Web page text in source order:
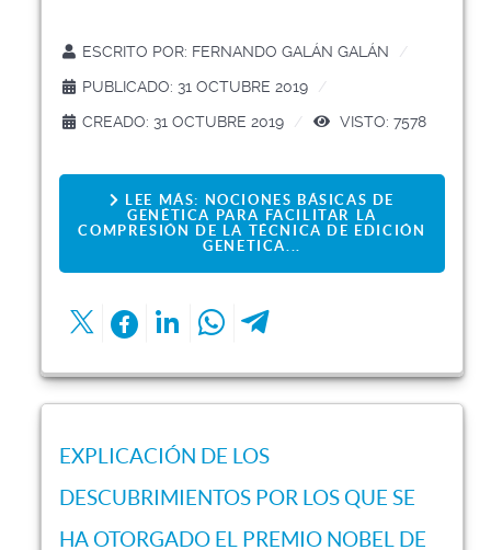
ESCRITO POR: FERNANDO GALÁN GALÁN
PUBLICADO: 31 OCTUBRE 2019
CREADO: 31 OCTUBRE 2019
VISTO: 7578
LEE MÁS: NOCIONES BÁSICAS DE
GENÉTICA PARA FACILITAR LA
COMPRESIÓN DE LA TÉCNICA DE EDICIÓN
GENETICA...
EXPLICACIÓN DE LOS
DESCUBRIMIENTOS POR LOS QUE SE
HA OTORGADO EL PREMIO NOBEL DE